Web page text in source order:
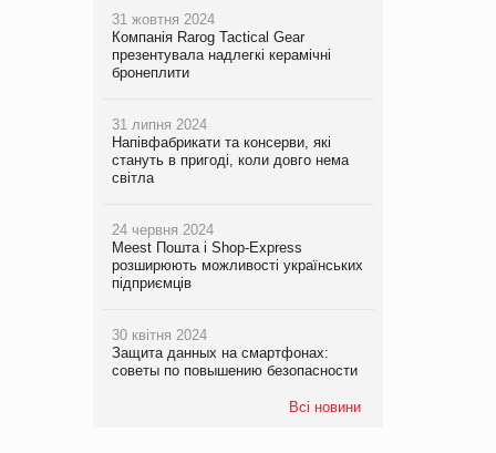
31 жовтня 2024
Компанія Rarog Tactical Gear
презентувала надлегкі керамічні
бронеплити
31 липня 2024
Напівфабрикати та консерви, які
стануть в пригоді, коли довго нема
світла
24 червня 2024
Meest Пошта і Shop-Express
розширюють можливості українських
підприємців
30 квітня 2024
Защита данных на смартфонах:
советы по повышению безопасности
Всі новини